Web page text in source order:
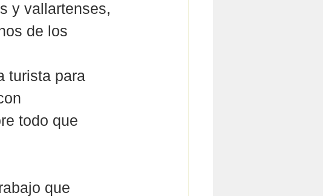
y vallartenses,
de los
turista para
todo que
que